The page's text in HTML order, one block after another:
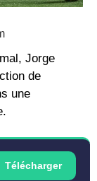
Jorge
de
une
Télécharger